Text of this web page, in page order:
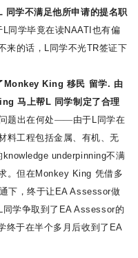
同学不满足他所申请的提名职
L 同学毕竟在读NAATI 也有偏
来的话， L 同学不光 TR签证下
Monkey King 移民 留学. 由
马上帮 L 同学制定了合理
题出在何处——由于 L 同学在
料工程包括金属、有机、无
knowledge underpinning不满
。但在Monkey King 凭借多
下，终于让 EA Assessor做
L 同学争取到了 EA Assessor的
终于在半个多月后收到了 EA